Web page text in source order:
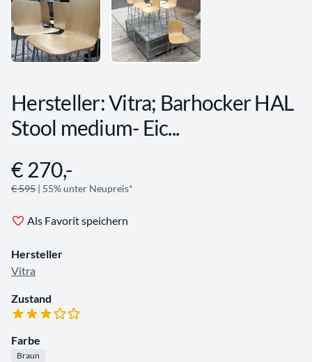
Hersteller: Vitra; Barhocker HAL
Stool medium- Eic...
Angebotsinformationen
€ 270,-
€ 595 | 55% unter Neupreis*
Als Favorit speichern
Hersteller
Vitra
Zustand
Farbe
Braun